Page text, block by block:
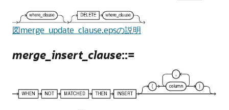
図merge_update_clause.epsの説明
merge_insert_clause::=